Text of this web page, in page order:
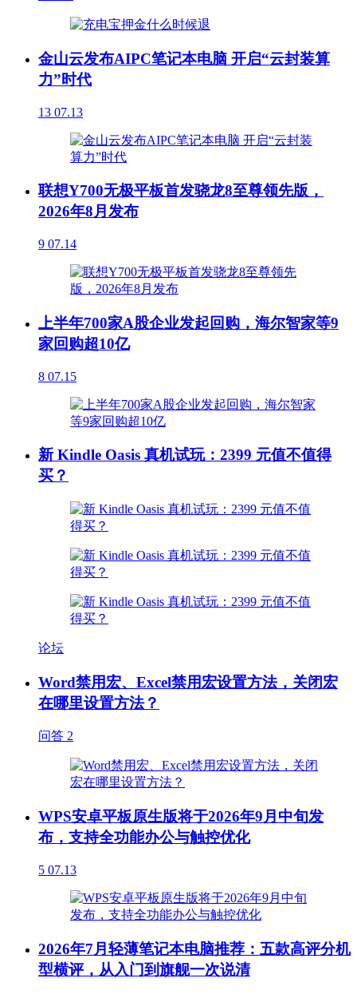
金山云发布AIPC笔记本电脑 开启“云封装算
力”时代
13 07.13
联想Y700无极平板首发骁龙8至尊领先版，
2026年8月发布
9 07.14
上半年700家A股企业发起回购，海尔智家等9
家回购超10亿
8 07.15
新 Kindle Oasis 真机试玩：2399 元值不值得
买？
论坛
Word禁用宏、Excel禁用宏设置方法，关闭宏
在哪里设置方法？
问答 2
WPS安卓平板原生版将于2026年9月中旬发
布，支持全功能办公与触控优化
5 07.13
2026年7月轻薄笔记本电脑推荐：五款高评分机
型横评，从入门到旗舰一次说清